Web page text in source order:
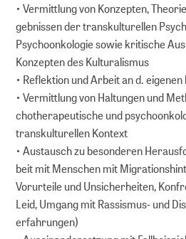
• Vermittlung von Konzepten,
gebnissen der transkulturellen
Psychoonkologie sowie kritische
Konzepten des Kulturalismus
• Reflektion und Arbeit an d.
• Vermittlung von Haltungen und
chotherapeutische und
transkulturellen Kontext
• Austausch zu besonderen
beit mit Menschen mit
Vorurteile und Unsicherheiten,
Leid, Umgang mit Rassismus- und
erfahrungen)